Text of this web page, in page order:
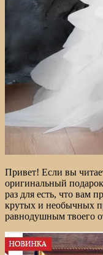
Привет! Если вы
оригинальный
раз для есть, что вам
крутых и необычных
равнодушным твоего